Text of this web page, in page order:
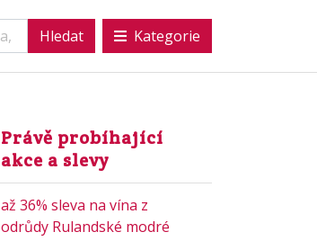
Kategorie
Právě probíhající
akce a slevy
až 36% sleva na vína z
odrůdy Rulandské modré